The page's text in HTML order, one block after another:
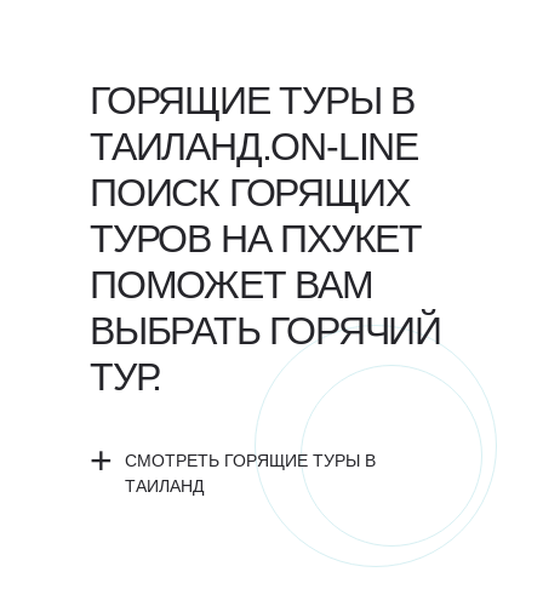
ГОРЯЩИЕ ТУРЫ В
ТАИЛАНД.ON-LINE
ПОИСК ГОРЯЩИХ
ТУРОВ НА ПХУКЕТ
ПОМОЖЕТ ВАМ
ВЫБРАТЬ ГОРЯЧИЙ
ТУР.
СМОТРЕТЬ ГОРЯЩИЕ ТУРЫ В
ТАИЛАНД
+